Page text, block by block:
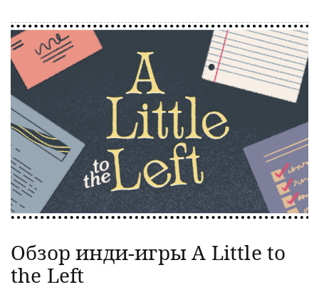
Обзор инди-игры A Little to
the Left